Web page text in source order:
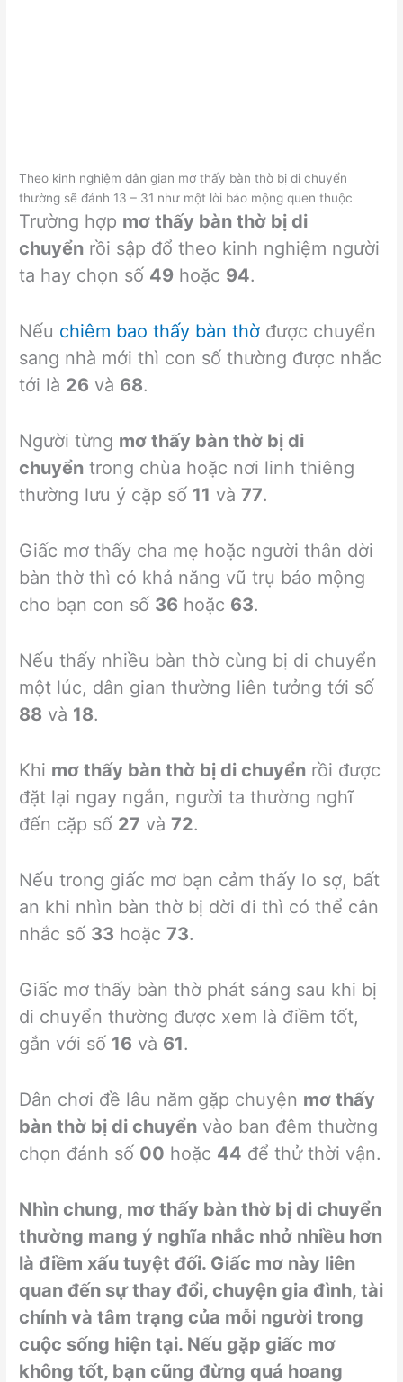
Theo kinh nghiệm dân gian mơ thấy bàn thờ bị di chuyển
thường sẽ đánh 13 – 31 như một lời báo mộng quen thuộc
Trường hợp mơ thấy bàn thờ bị di
chuyển rồi sập đổ theo kinh nghiệm người
ta hay chọn số 49 hoặc 94.
Nếu chiêm bao thấy bàn thờ được chuyển
sang nhà mới thì con số thường được nhắc
tới là 26 và 68.
Người từng mơ thấy bàn thờ bị di
chuyển trong chùa hoặc nơi linh thiêng
thường lưu ý cặp số 11 và77.
Giấc mơ thấy cha mẹ hoặc người thân dời
bàn thờ thì có khả năng vũ trụ báo mộng
cho bạn con số 36 hoặc 63.
Nếu thấy nhiều bàn thờ cùng bị di chuyển
một lúc, dân gian thường liên tưởng tới số
88 và 18.
Khi mơ thấy bàn thờ bị di chuyển rồi được
đặt lại ngay ngắn, người ta thường nghĩ
đến cặp số 27 và72.
Nếu trong giấc mơ bạn cảm thấy lo sợ, bất
an khi nhìn bàn thờ bị dời đi thì có thể cân
nhắc số 33 hoặc73.
Giấc mơ thấy bàn thờ phát sáng sau khi bị
di chuyển thường được xem là điềm tốt,
gắn với số 16 và 61.
Dân chơi đề lâu năm gặp chuyện mơ thấy
bàn thờ bị di chuyển vào ban đêm thường
chọn đánh số 00 hoặc 44 để thử thời vận.
Nhìn chung, mơ thấy bàn thờ bị di chuyển
thường mang ý nghĩa nhắc nhở nhiều hơn
là điềm xấu tuyệt đối. Giấc mơ này liên
quan đến sự thay đổi, chuyện gia đình, tài
chính và tâm trạng của mỗi người trong
cuộc sống hiện tại. Nếu gặp giấc mơ
không tốt, bạn cũng đừng quá hoang